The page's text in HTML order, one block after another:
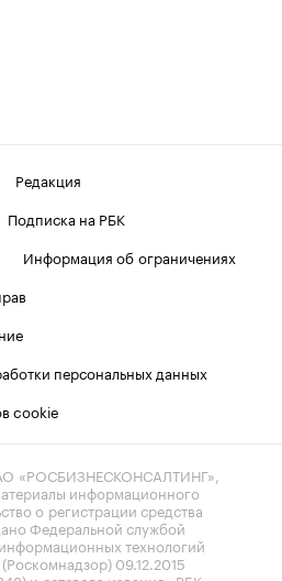
Редакция
Подписка на РБК
Информация об ограничениях
персональных данных
cookie
«РОСБИЗНЕСКОНСАЛТИНГ»,
информационного
о регистрации средства
Федеральной службой
технологий
09.12.2015